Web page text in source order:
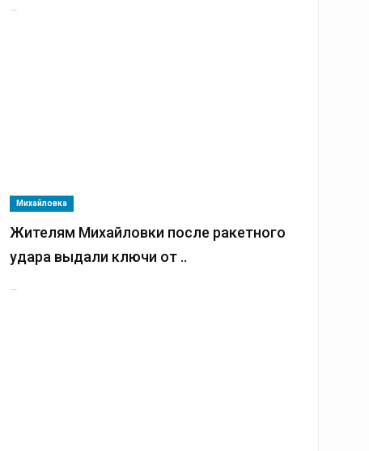
...
Михайловка
Жителям Михайловки после ракетного
удара выдали ключи от ..
...